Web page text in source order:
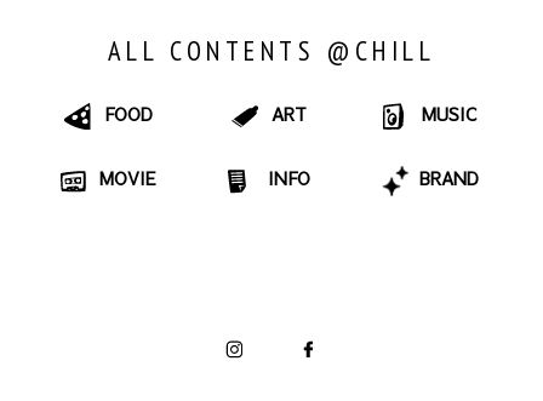
ALL CONTENTS @CHILL
FOOD ART MUSIC
MOVIE INFO BRAND